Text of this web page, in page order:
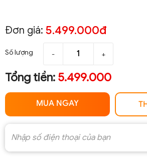
Đơn giá: 5.499.000đ
Số lượng - +
Tổng tiền: 5.499.000
MUA NGAY